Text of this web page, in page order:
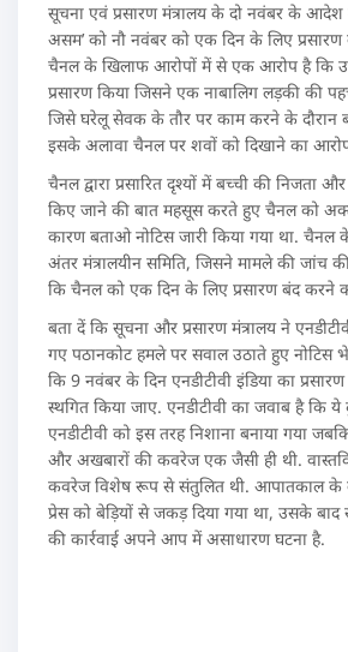
सूचना एवं प्रसारण मंत्रालय के दो नवंबर के आदेश
असम’ को नौ नवंबर को एक दिन के लिए
चैनल के खिलाफ आरोपों में से एक आरोप है कि
प्रसारण किया जिसने एक नाबालिग लड़की की
जिसे घरेलू सेवक के तौर पर काम करने के दौरान
इसके अलावा चैनल पर शवों को दिखाने का
चैनल द्वारा प्रसारित दृश्यों में बच्ची की निजता
किए जाने की बात महसूस करते हुए चैनल को
कारण बताओ नोटिस जारी किया गया था. चैनल
अंतर मंत्रालयीन समिति, जिसने मामले की जांच
कि चैनल को एक दिन के लिए प्रसारण बंद करने
बता दें कि सूचना और प्रसारण मंत्रालय ने
गए पठानकोट हमले पर सवाल उठाते हुए नोटिस
कि 9 नवंबर के दिन एनडीटीवी इंडिया का
स्थगित किया जाए. एनडीटीवी का जवाब है कि
एनडीटीवी को इस तरह निशाना बनाया गया
और अखबारों की कवरेज एक जैसी ही थी.
कवरेज विशेष रूप से संतुलित थी. आपातकाल के
प्रेस को बेड़ियों से जकड़ दिया गया था, उसके
की कार्रवाई अपने आप में असाधारण घटना है.